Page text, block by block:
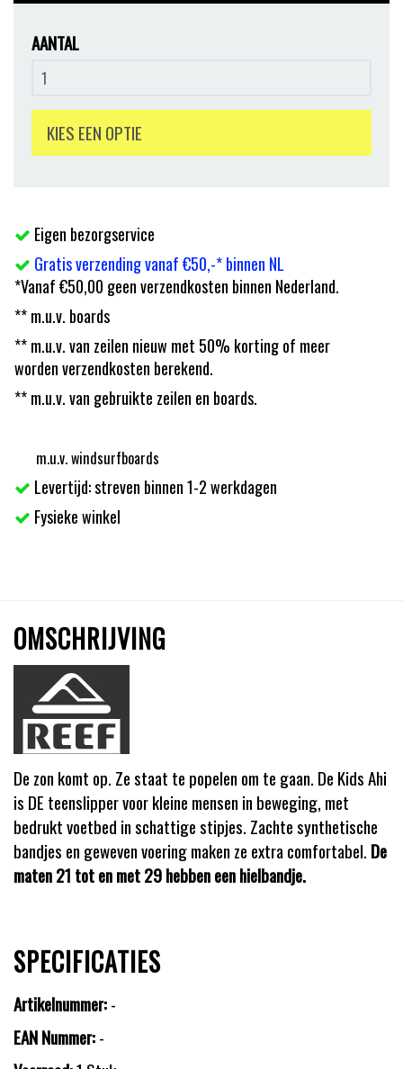
AANTAL
KIES EEN OPTIE
Eigen bezorgservice
Gratis verzending vanaf €50,-* binnen NL
*Vanaf €50,00 geen verzendkosten binnen Nederland.
** m.u.v. boards
** m.u.v. van zeilen nieuw met 50% korting of meer
worden verzendkosten berekend.
** m.u.v. van gebruikte zeilen en boards.
m.u.v. windsurfboards
Levertijd: streven binnen 1-2 werkdagen
Fysieke winkel
OMSCHRIJVING
De zon komt op. Ze staat te popelen om te gaan. De Kids Ahi
is DE teenslipper voor kleine mensen in beweging, met
bedrukt voetbed in schattige stipjes. Zachte synthetische
bandjes en geweven voering maken ze extra comfortabel. De
maten 21 tot en met 29 hebben een hielbandje.
SPECIFICATIES
Artikelnummer:-
EAN Nummer:-